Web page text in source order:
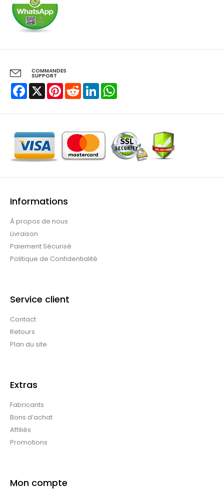
COMMANDES
SUPPORT
Facebook
X PinterestRedditLinkedIn
Informations
À propos de nous
Livraison
Paiement Sécurisé
Politique de Confidentialité
Service client
Contact
Retours
Plan du site
Extras
Fabricants
Bons d’achat
Affiliés
Promotions
Mon compte